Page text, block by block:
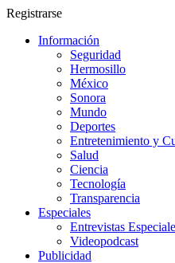
Registrarse
Información
Seguridad
Hermosillo
México
Sonora
Mundo
Deportes
Entretenimiento y
Salud
Ciencia
Tecnología
Transparencia
Especiales
Entrevistas
Videopodcast
Publicidad